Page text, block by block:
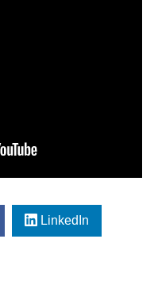
LinkedIn